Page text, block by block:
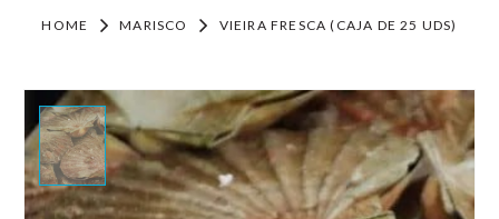
HOME MARISCO VIEIRA FRESCA (CAJA DE 25 UDS)